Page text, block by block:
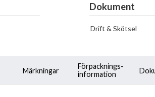
Dokument
Drift & Skötsel
Märkningar
Förpacknings-
information